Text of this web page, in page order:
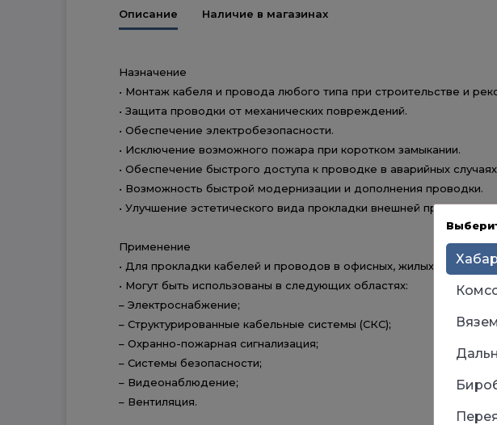
Описание Наличие в магазинах
Назначение
• Монтаж кабеля и провода любого типа при строительстве и
• Защита проводки от механических повреждений.
• Обеспечение электробезопасности.
• Исключение возможного пожара при коротком замыкании.
• Обеспечение быстрого доступа к проводке в аварийных
• Возможность быстрой модернизации и дополнения проводки.
• Улучшение эстетического вида прокладки внешней проводки.
Применение
• Для прокладки кабелей и проводов в офисных, жилых,
• Могут быть использованы в следующих областях:
– Электроснабжение;
– Структурированные кабельные системы (СКС);
– Охранно-пожарная сигнализация;
– Системы безопасности;
– Видеонаблюдение;
– Вентиляция.